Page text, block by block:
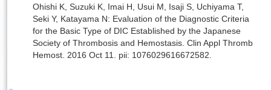
Ohishi K, Suzuki K, Imai H, Usui M, Isaji S, Uchiyama T,
Seki Y, Katayama N: Evaluation of the Diagnostic Criteria
for the Basic Type of DIC Established by the Japanese
Society of Thrombosis and Hemostasis. Clin Appl Thromb
Hemost. 2016 Oct 11. pii: 1076029616672582.